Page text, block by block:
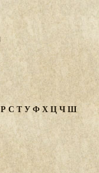
Р С ТУФХЦЧШ